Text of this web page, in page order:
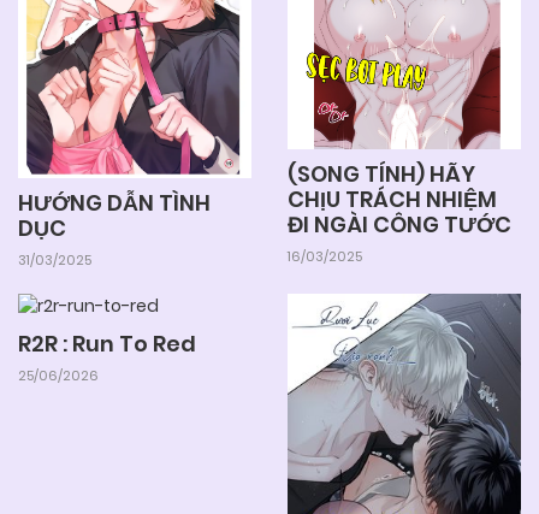
Chapter 48 05/06/2025
Chapter 47 05/06/2025
Chapter 46
Chapter 45 05/06/2025
HƯỚNG DẪN TÌNH
DỤC
31/03/2025
(SONG TÍNH) HÃY
CHỊU TRÁCH NHIỆM
ĐI NGÀI CÔNG TƯỚC
16/03/2025
R2R : Run To Red
25/06/2026